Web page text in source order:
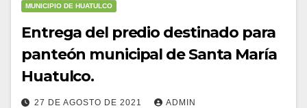
MUNICIPIO DE HUATULCO
Entrega del predio destinado para
panteón municipal de Santa María
Huatulco.
27 DE AGOSTO DE 2021 ADMIN